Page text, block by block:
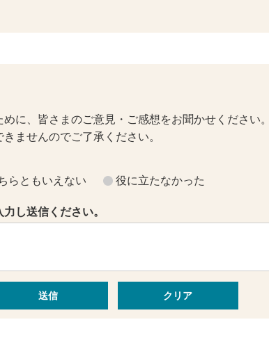
に、皆さまのご意見・ご感想をお聞かせください
ませんのでご了承ください。
らともいえない 役に立たなかった
し送信ください。